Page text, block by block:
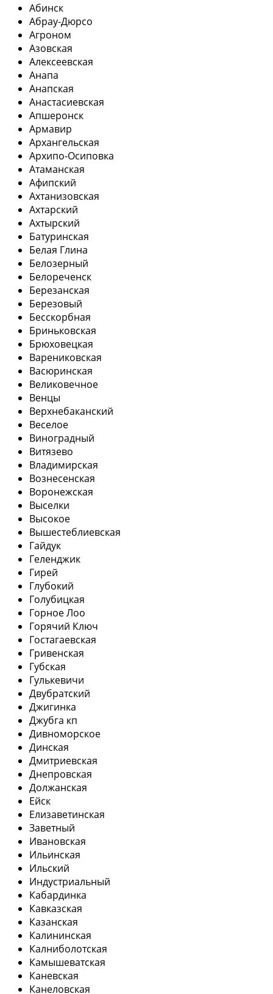
Абинск
Абрау-Дюрсо
Агроном
Азовская
Алексеевская
Анапа
Анапская
Анастасиевская
Апшеронск
Армавир
Архангельская
Архипо-Осиповка
Атаманская
Афипский
Ахтанизовская
Ахтарский
Ахтырский
Батуринская
Белая Глина
Белозерный
Белореченск
Березанская
Березовый
Бесскорбная
Бриньковская
Брюховецкая
Варениковская
Васюринская
Великовечное
Венцы
Верхнебаканский
Веселое
Виноградный
Витязево
Владимирская
Вознесенская
Воронежская
Выселки
Высокое
Вышестеблиевская
Гайдук
Геленджик
Гирей
Глубокий
Голубицкая
Горное Лоо
Горячий Ключ
Гостагаевская
Гривенская
Губская
Гулькевичи
Двубратский
Джигинка
Джубга кп
Дивноморское
Динская
Дмитриевская
Днепровская
Должанская
Ейск
Елизаветинская
Заветный
Ивановская
Ильинская
Ильский
Индустриальный
Кабардинка
Кавказская
Казанская
Калининская
Калниболотская
Камышеватская
Каневская
Канеловская